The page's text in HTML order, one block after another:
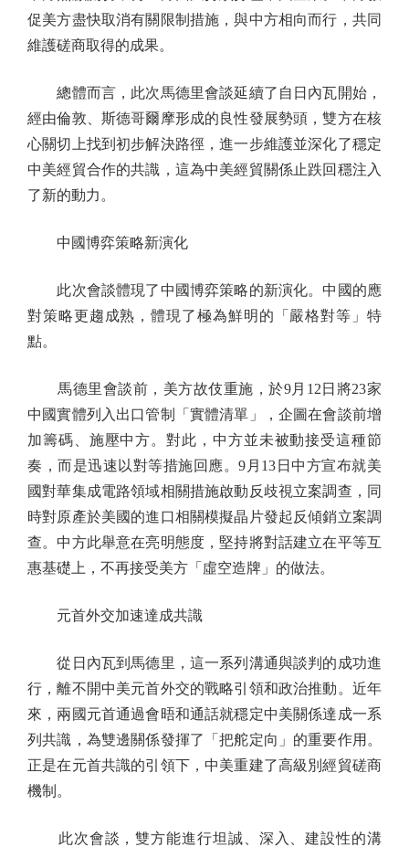
促美方盡快取消有關限制措施，與中方相向而行，共同
維護磋商取得的成果。
總體而言，此次馬德里會談延續了自日內瓦開始，
經由倫敦、斯德哥爾摩形成的良性發展勢頭，雙方在核
心關切上找到初步解決路徑，進一步維護並深化了穩定
中美經貿合作的共識，這為中美經貿關係止跌回穩注入
了新的動力。
中國博弈策略新演化
此次會談體現了中國博弈策略的新演化。中國的應
對策略更趨成熟，體現了極為鮮明的「嚴格對等」特
點。
馬德里會談前，美方故伎重施，於9月12日將23家
中國實體列入出口管制「實體清單」，企圖在會談前增
加籌碼、施壓中方。對此，中方並未被動接受這種節
奏，而是迅速以對等措施回應。9月13日中方宣布就美
國對華集成電路領域相關措施啟動反歧視立案調查，同
時對原產於美國的進口相關模擬晶片發起反傾銷立案調
查。中方此舉意在亮明態度，堅持將對話建立在平等互
惠基礎上，不再接受美方「虛空造牌」的做法。
元首外交加速達成共識
從日內瓦到馬德里，這一系列溝通與談判的成功進
行，離不開中美元首外交的戰略引領和政治推動。近年
來，兩國元首通過會晤和通話就穩定中美關係達成一系
列共識，為雙邊關係發揮了「把舵定向」的重要作用。
正是在元首共識的引領下，中美重建了高級別經貿磋商
機制。
此次會談，雙方能進行坦誠、深入、建設性的溝